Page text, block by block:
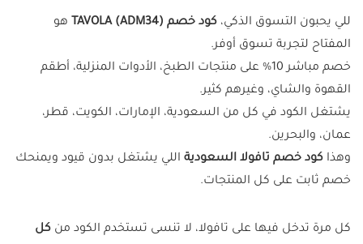
للي يحبون التسوق الذكي، كود خصم TAVOLA (ADM34)
هو
المفتاح لتجربة تسوق أوفر.
خصم مباشر 10% على منتجات الطبخ، الأدوات المنزلية، أطقم
القهوة والشاي، وغيرهم كثير.
يشتغل الكود في كل من السعودية، الإمارات، الكويت، قطر،
عمان، والبحرين.
وهذا كود خصم تافولا السعودية اللي يشتغل بدون قيود ويمنحك
خصم ثابت على كل المنتجات.
كل مرة تدخل فيها على تافولا، لا تنسى تستخدم الكود من كل